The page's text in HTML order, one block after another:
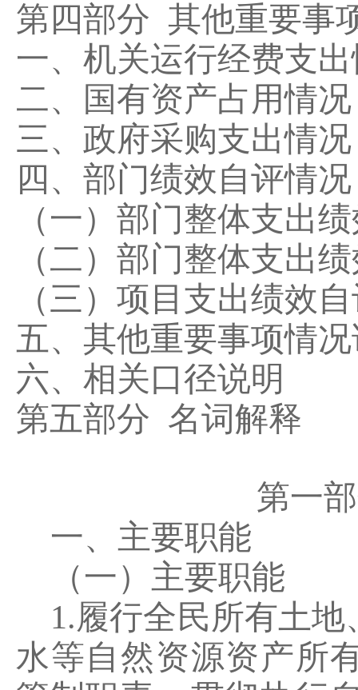
第四部分 其他重要事
一、机关运行经费支
二、国有资产占用情况
三、政府采购支出情况
四、部门绩效自评情况
（一）部门整体支出
（二）部门整体支出
（三）项目支出绩效
五、其他重要事项情
六、相关口径说明
第五部分 名词解释
第一
一、主要职能
（一）主要职能
1.履行全民所有土
水等自然资源资产所